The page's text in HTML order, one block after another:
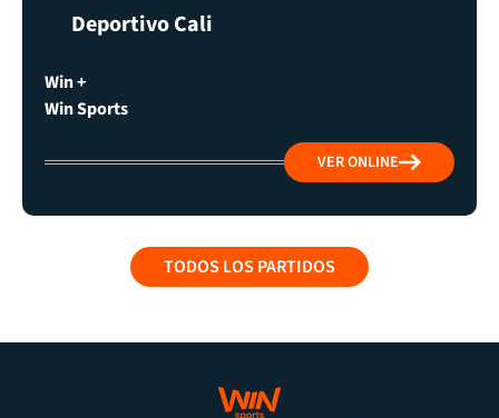
Deportivo Cali
Win +
Win Sports
VER ONLINE
TODOS LOS PARTIDOS